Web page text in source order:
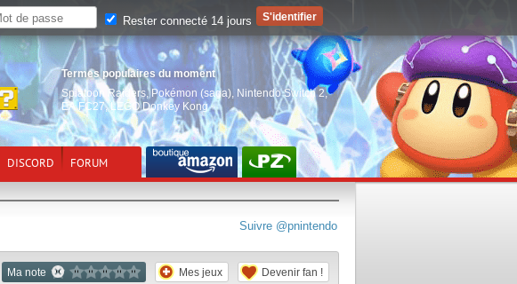
Termes populaires du moment
Splatoon Raiders, Pokémon (saga) Nintendo Switch 2,
EA FC27,LEGO Donkey Kong
DISCORD FORUM
Suivre @pnintendo
Ma note
Mes jeux
Devenir fan !
Rester connecté 14 jours